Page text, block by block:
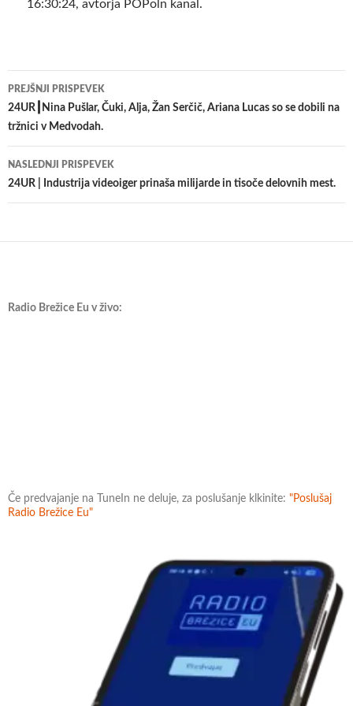
16:30:24, avtorja POPoln kanal.
Krmarjenje
po
PREJŠNJI PRISPEVEK
24UR┃Nina Pušlar, Čuki, Alja, Žan Serčič, Ariana Lucas so se dobili na
tržnici v Medvodah.
NASLEDNJI PRISPEVEK
24UR | Industrija videoiger prinaša milijarde in tisoče delovnih mest.
Radio Brežice Eu v živo:
Če predvajanje na TuneIn ne deluje, za poslušanje klkinite: "Poslušaj
Radio Brežice Eu"